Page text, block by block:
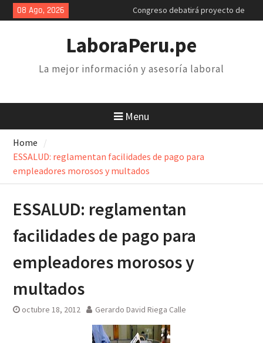
Skip
to
08 Ago, 2026
retiro AFP. Problema y solución
trabajadores anuncian paro y
huelga nacional
Retiro 25% AFP: el descuento
inconstitucional de 2 mil soles y
LaboraPeru.pe
La mejor información y asesoría laboral
Menu
Home
ESSALUD: reglamentan facilidades de pago para
empleadores morosos y multados
ESSALUD: reglamentan
facilidades de pago para
empleadores morosos y
multados
octubre 18, 2012 Gerardo David Riega Calle